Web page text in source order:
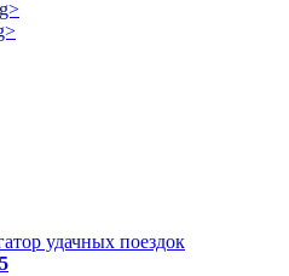
удачных поездок